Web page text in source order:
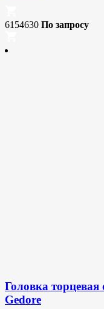
6154630 По запросу
Головка
Gedore